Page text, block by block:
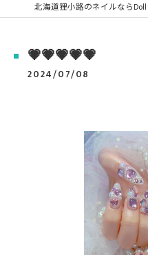
💗💗💗💗💗
2024/07/08